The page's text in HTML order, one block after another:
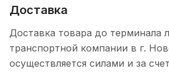
Доставка
Доставка товара до терминала
транспортной компании в г.
осуществляется силами и за